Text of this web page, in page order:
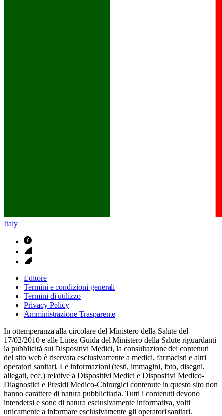
Italy
Editore
Termini e condizioni generali
Termini di utilizzo
Privacy Policy
Amministrazione Trasparente
In ottemperanza alla circolare del Ministero della Salute del
17/02/2010 e alle Linea Guida del Ministero della Salute riguardanti
la pubblicità sui Dispositivi Medici, la consultazione dei contenuti
del sito web è riservata esclusivamente a medici, farmacisti e altri
operatori sanitari. Le informazioni (testi, immagini, foto, disegni,
allegati, ecc.) relative a Dispositivi Medici e Dispositivi Medico-
Diagnostici e Presidi Medico-Chirurgici contenute in questo sito non
hanno carattere di natura pubblicitaria. Tutti i contenuti devono
intendersi e sono di natura esclusivamente informativa, volti
unicamente a informare esclusivamente gli operatori sanitari.